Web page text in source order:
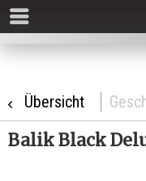
Übersicht
Balik Black